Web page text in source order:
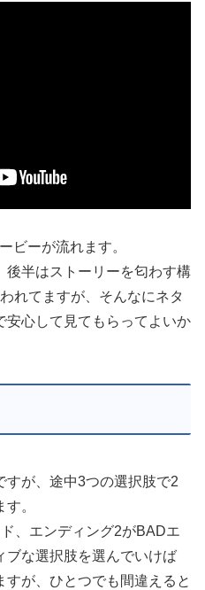
ビーが流れます。
後半はストーリーを匂わす構
れてますが、そんなにネタ
安心して見てもらってよいか
すが、途中3つの選択肢で2
。
、エンディング2がBADエ
ブな選択肢を選んでいけば
が、ひとつでも間違えると